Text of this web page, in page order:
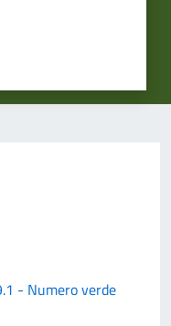
- Numero verde